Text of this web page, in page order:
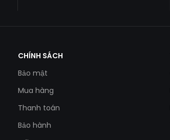
CHÍNH SÁCH
Bảo mật
Mua hàng
Thanh toán
Bảo hành